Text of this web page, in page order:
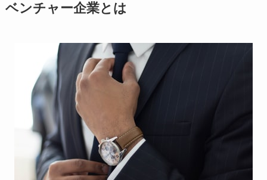
ベンチャー企業とは